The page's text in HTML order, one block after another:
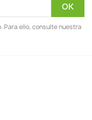
Para ello, consulte nuestra